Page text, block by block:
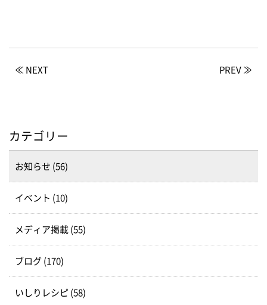
≪ NEXT PREV ≫
カテゴリー
お知らせ (56)
イベント (10)
メディア掲載 (55)
ブログ (170)
いしりレシピ (58)